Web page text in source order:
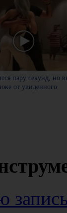
пару секунд, но
от увиденного